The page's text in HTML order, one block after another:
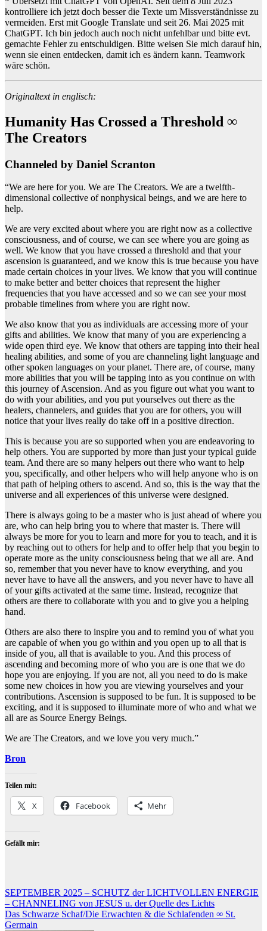
kontrolliere ich jetzt doch besser die Texte um Missverständnisse zu
vermeiden. Erst mit Google Translate und seit 26. Mai 2025 mit
ChatGPT. Ich bin jedoch auch noch nicht unfehlbar und bitte evt.
gemachte Fehler zu entschuldigen. Bitte weisen Sie mich darauf hin,
wenn sie einen entdecken, damit ich es ändern kann. Teamwork
wäre schön.
Originaltext in englisch:
Humanity Has Crossed a Threshold ∞
The Creators
Channeled by Daniel Scranton
“We are here for you. We are The Creators. We are a twelfth-
dimensional collective of nonphysical beings, and we are here to
help.
We are very excited about where you are right now as a collective
consciousness, and of course, we can see where you are going as
well. We know that you have crossed a threshold and that your
ascension is guaranteed, and we know this is true because you have
made certain choices in your lives. We know that you will continue
to make better and better choices that represent the higher
frequencies that you have accessed and so we can see your most
probable timelines from where you are right now.
We also know that you as individuals are accessing more of your
gifts and abilities. We know that many of you are experiencing a
wide open third eye. We know that others are tapping into their heal
healing abilities, and some of you are channeling light language and
other spoken languages on your planet. There are, of course, many
more abilities that you will be tapping into as you continue on with
this journey of Ascension. And as you figure out what you want to
do with your abilities, and you put yourselves out there as the
healers, channelers, and guides that you are for others, you will
notice that your lives really do take off in a positive direction.
This is because you are so supported when you are endeavoring to
help others. You are supported by more than just your typical guide
team. And there are so many helpers out there who want to help
you, specifically, and other helpers who will help anyone who is on
that path of helping others to ascend. And so, this is the way that the
universe and all experiences of this universe were designed.
There is always going to be a master who is just ahead of where you
are, who can help bring you to where that master is. There will
always be more for you to learn and more for you to teach, and it is
by reaching out to others for help and to offer help that you begin to
operate more as the unity consciousness being that we all are. And
so, remember that you never have to know everything, and you
never have to have all the answers, and you never have to have all
of your gifts activated at the same time. Instead, recognize that
others are there to collaborate with you and to give you a helping
hand.
Others are also there to inspire you and to remind you of what you
are capable of when you go within and you open up to all that is
inside of you, all that is available to you. And this process of
ascending and becoming more of who you are is one that we do
hope you are enjoying. If you are not, all you need to do is make
some new choices in how you are viewing yourselves and your
contributions. Ascension is supposed to be fun. It is supposed to be
exciting, and it is supposed to illuminate more of who and what we
all are as Source Energy Beings.
We are The Creators, and we love you very much.”
Bron
Teilen mit:
X Facebook Mehr
Gefällt mir:
Beitragsnavigation
SEPTEMBER 2025 – SCHUTZ der LICHTVOLLEN ENERGIE
– CHANNELING von JESUS u. der Quelle des Lichts
Das Schwarze Schaf/Die Erwachten & die Schlafenden ∞ St.
Germain